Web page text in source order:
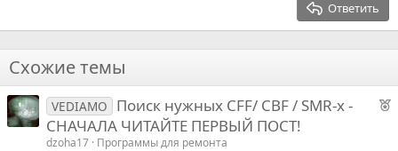
22
26
Times New Roman
Verdana
Ответить
Схожие темы
VEDIAMO
Поиск нужных CFF/ CBF / SMR-x -
СНАЧАЛА ЧИТАЙТЕ ПЕРВЫЙ ПОСТ!
dzoha17 Программы для ремонта